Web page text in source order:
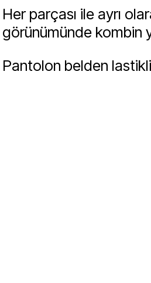
Her parçası ile ayrı
görünümünde kombin
Pantolon belden